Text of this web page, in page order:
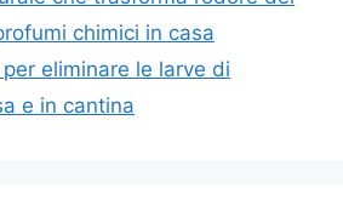
chimici in casa
eliminare le larve di
e in cantina